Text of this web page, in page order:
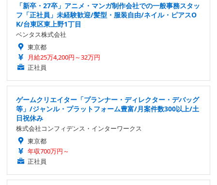
「新卒・27卒」アニメ・マンガ制作会社での一般事務スタッ
フ「正社員」未経験歓迎/髪型・服装自由/ネイル・ピアスO
K/台東区東上野1丁目
ベンタス株式会社
東京都
月給25万4,200円～32万円
正社員
ゲームクリエイター「プランナー・ディレクター・デバッグ
等」/ジャンル・プラットフォーム豊富/月案件数300以上/土
日祝休み
株式会社コンフィデンス・インターワークス
東京都
年収700万円～
正社員